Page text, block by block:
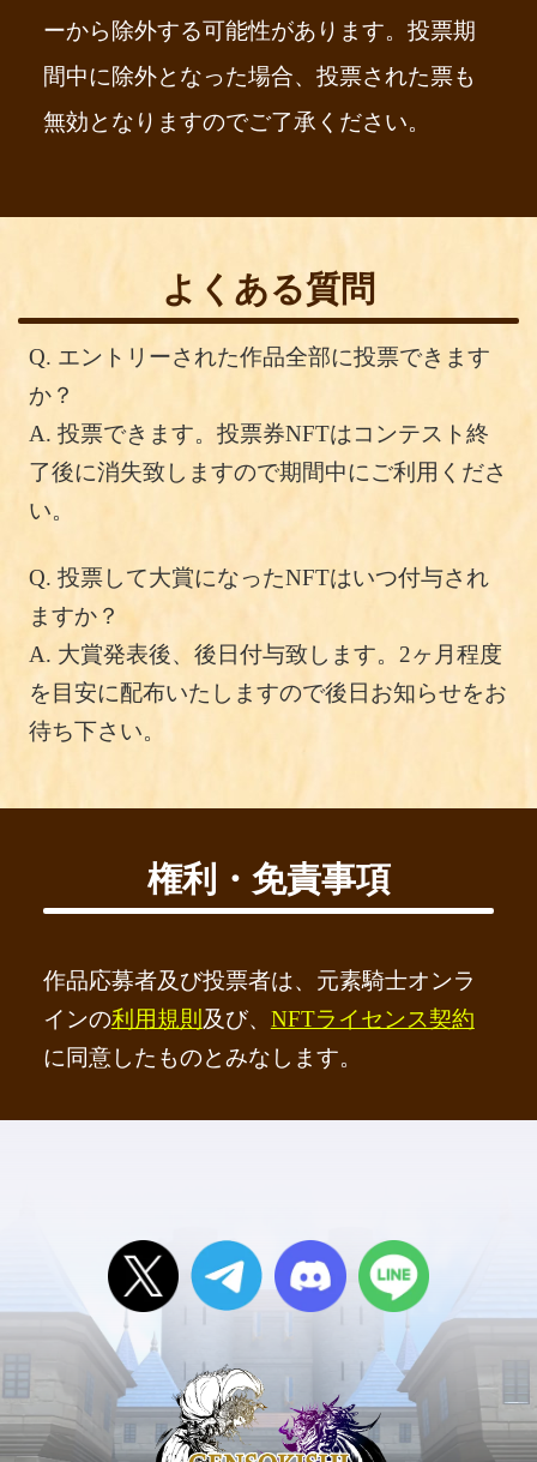
作品詳細
ーから除外する可能性があります。投票期
間中に除外となった場合、投票された票も
無効となりますのでご了承ください。
よくある質問
Q. エントリーされた作品全部に投票できます
か？
A. 投票できます。投票券NFTはコンテスト終
了後に消失致しますので期間中にご利用くださ
い。
Q. 投票して大賞になったNFTはいつ付与され
ますか？
A. 大賞発表後、後日付与致します。2ヶ月程度
を目安に配布いたしますので後日お知らせをお
待ち下さい。
権利・免責事項
作品応募者及び投票者は、元素騎士オンラ
インの利用規則 及び、 NFTライセンス契約
に同意したものとみなします。